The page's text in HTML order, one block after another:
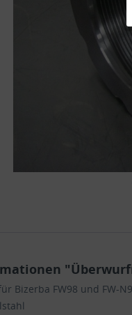
Bizerba FW98 und FW-